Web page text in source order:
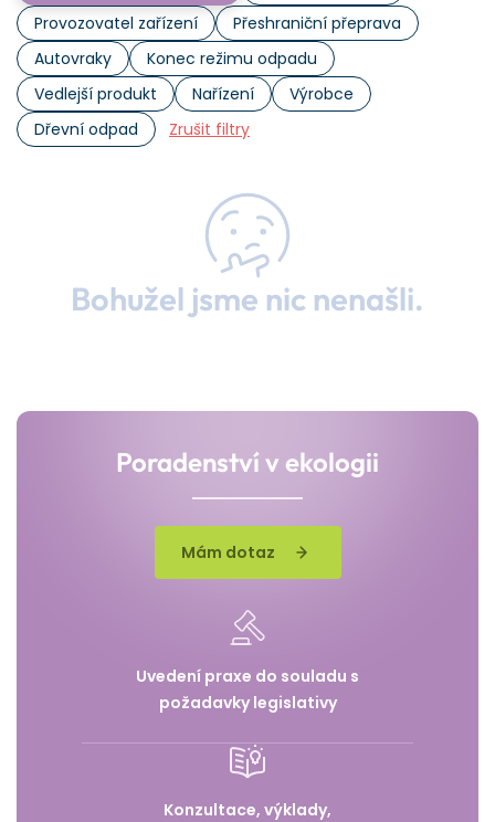
Provozovatel zařízení
Přeshraniční přeprava
Autovraky
Konec režimu odpadu
Vedlejší produkt
Nařízení
Výrobce
Dřevní odpad
Zrušit filtry
Bohužel jsme nic nenašli.
Poradenství v ekologii
Mám dotaz
Uvedení praxe do souladu s
požadavky legislativy
Konzultace, výklady,